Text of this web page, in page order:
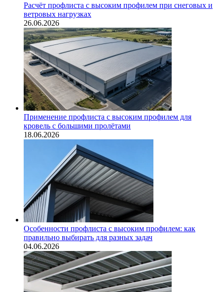
Расчёт профлиста с высоким профилем при снеговых и
ветровых нагрузках
26.06.2026
Применение профлиста с высоким профилем для
кровель с большими пролётами
18.06.2026
Особенности профлиста с высоким профилем: как
правильно выбирать для разных задач
04.06.2026